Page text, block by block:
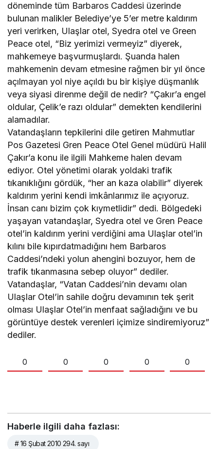
döneminde tüm Barbaros Caddesi üzerinde
bulunan malikler Belediye’ye 5’er metre kaldırım
yeri verirken, Ulaşlar otel, Syedra otel ve Green
Peace otel, “Biz yerimizi vermeyiz” diyerek,
mahkemeye başvurmuşlardı. Şuanda halen
mahkemenin devam etmesine rağmen bir yıl önce
açılmayan yol niye açıldı bu bir kişiye düşmanlık
veya siyasi direnme değil de nedir? “Çakır’a engel
oldular, Çelik’e razı oldular” demekten kendilerini
alamadılar.
Vatandaşların tepkilerini dile getiren Mahmutlar
Pos Gazetesi Gren Peace Otel Genel müdürü Halil
Çakır’a konu ile ilgili Mahkeme halen devam
ediyor. Otel yönetimi olarak yoldaki trafik
tıkanıklığını gördük, “her an kaza olabilir” diyerek
kaldırım yerini kendi imkânlarımız ile açıyoruz.
İnsan canı bizim çok kıymetlidir” dedi. Bölgedeki
yaşayan vatandaşlar, Syedra otel ve Gren Peace
otel’in kaldırım yerini verdiğini ama Ulaşlar otel’in
kılını bile kıpırdatmadığını hem Barbaros
Caddesi’ndeki yolun ahengini bozuyor, hem de
trafik tıkanmasına sebep oluyor” dediler.
Vatandaşlar, “Vatan Caddesi’nin devamı olan
Ulaşlar Otel’in sahile doğru devamının tek şerit
olması Ulaşlar Otel’in menfaat sağladığını ve bu
görüntüye destek verenleri içimize sindiremiyoruz”
dediler.
0
0
0 0 0
Haberle ilgili daha fazlası:
# 16 Şubat 2010 294. sayı